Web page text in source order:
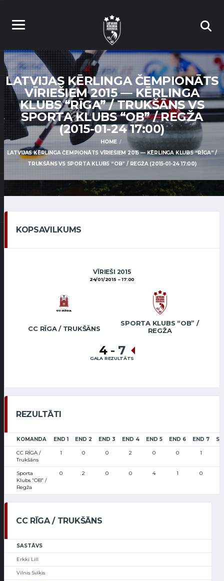
LATVIJAS KĒRLINGA ČEMPIONĀTS
VĪRIEŠIEM 2015 — KĒRLINGA
KLUBS “RĪGA” / TRUKŠĀNS VS
SPORTA KLUBS “OB” / REGŽA
(2015-01-24 17:00)
HOME
LATVIJAS KĒRLINGA ČEMPIONĀTS VĪRIEŠIEM 2015 — KĒRLINGA KLUBS “RĪGA” /
TRUKŠĀNS VS SPORTA KLUBS “OB” / REGŽA (2015-01-24 17:00)
KOPSAVILKUMS
VĪRIEŠI 2015
24/01/2015 17:00
CC RĪGA / TRUKŠĀNS
SPORTA KLUBS “OB” /
REGŽA
4 - 7
GALA REZULTĀTS
REZULTĀTI
KOMANDA END 1 END 2 END 3 END 4 END 5 END 6 END 7
CC RĪGA /
Trukšāns
1 0 0 2 0 0 1
Sporta
Klubs “OB” /
Regža
0 2 0 0 4 1 0
CC RĪGA / TRUKŠĀNS
SASTĀVS
Erkki Lill
Vilnis Svīķis